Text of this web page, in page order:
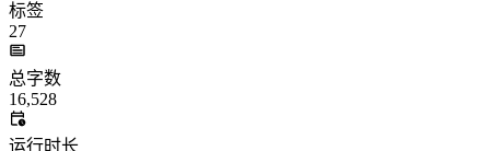
标签
27
总字数
16,528
运行时长